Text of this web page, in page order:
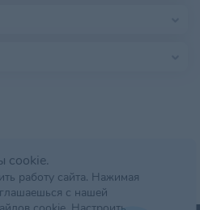
cookie.
работу сайта. Нажимая
с нашей